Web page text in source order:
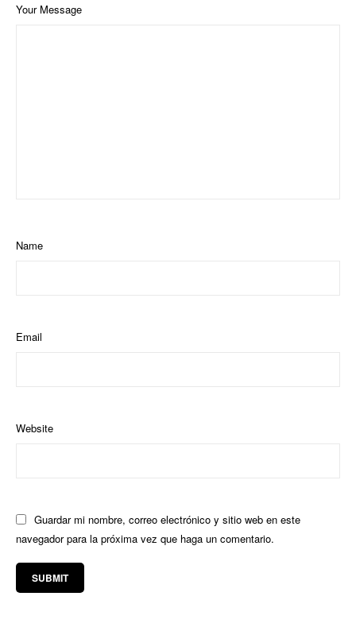
Your Message
Name
Email
Website
Guardar mi nombre, correo electrónico y sitio web en este
navegador para la próxima vez que haga un comentario.